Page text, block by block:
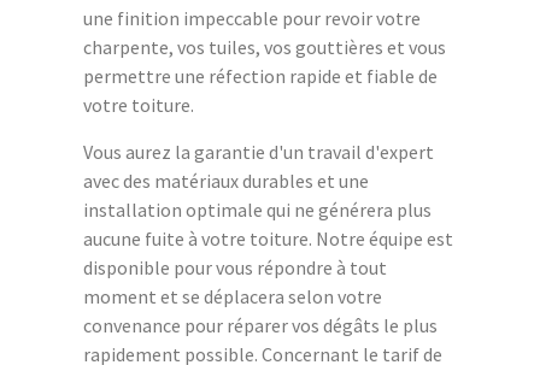
une finition impeccable pour revoir votre
charpente, vos tuiles, vos gouttières et vous
permettre une réfection rapide et fiable de
votre toiture.
Vous aurez la garantie d'un travail d'expert
avec des matériaux durables et une
installation optimale qui ne générera plus
aucune fuite à votre toiture. Notre équipe est
disponible pour vous répondre à tout
moment et se déplacera selon votre
convenance pour réparer vos dégâts le plus
rapidement possible. Concernant le tarif de